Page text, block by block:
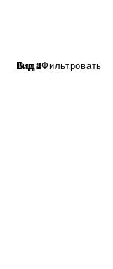
Фильтровать